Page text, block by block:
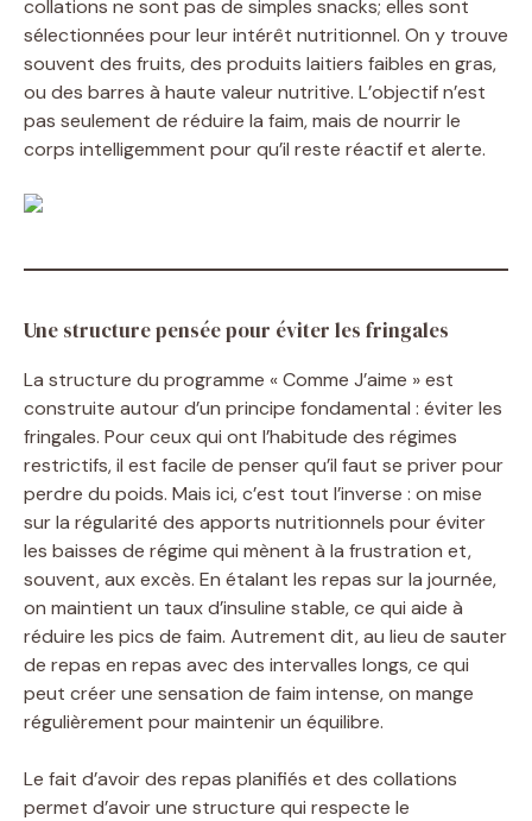
collations ne sont pas de simples snacks; elles sont
sélectionnées pour leur intérêt nutritionnel. On y trouve
souvent des fruits, des produits laitiers faibles en gras,
ou des barres à haute valeur nutritive. L’objectif n’est
pas seulement de réduire la faim, mais de nourrir le
corps intelligemment pour qu’il reste réactif et alerte.
Une structure pensée pour éviter les fringales
La structure du programme « Comme J’aime » est
construite autour d’un principe fondamental : éviter les
fringales. Pour ceux qui ont l’habitude des régimes
restrictifs, il est facile de penser qu’il faut se priver pour
perdre du poids. Mais ici, c’est tout l’inverse : on mise
sur la régularité des apports nutritionnels pour éviter
les baisses de régime qui mènent à la frustration et,
souvent, aux excès. En étalant les repas sur la journée,
on maintient un taux d’insuline stable, ce qui aide à
réduire les pics de faim. Autrement dit, au lieu de sauter
de repas en repas avec des intervalles longs, ce qui
peut créer une sensation de faim intense, on mange
régulièrement pour maintenir un équilibre.
Le fait d’avoir des repas planifiés et des collations
permet d’avoir une structure qui respecte le